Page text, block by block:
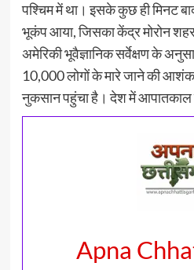
पश्चिम में था। इसके कुछ ही मिनट
भूकंप आया, जिसका केंद्र मोरोन शहर
अमेरिकी भूवैज्ञानिक सर्वेक्षण के
10,000 लोगों के मारे जाने की आशंका
नुकसान पहुंचा है। देश में आपातकाल
Apna